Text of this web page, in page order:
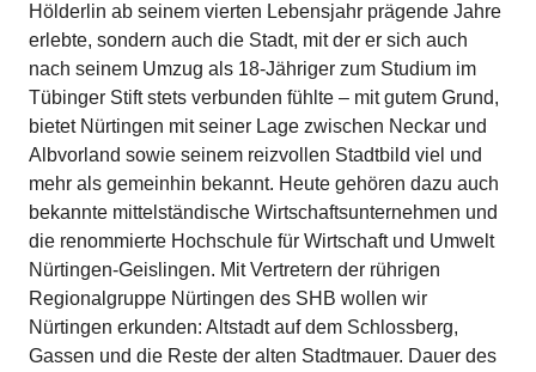
Hölderlin ab seinem vierten Lebensjahr prägende Jahre
erlebte, sondern auch die Stadt, mit der er sich auch
nach seinem Umzug als 18-Jähriger zum Studium im
Tübinger Stift stets verbunden fühlte – mit gutem Grund,
bietet Nürtingen mit seiner Lage zwischen Neckar und
Albvorland sowie seinem reizvollen Stadtbild viel und
mehr als gemeinhin bekannt. Heute gehören dazu auch
bekannte mittelständische Wirtschaftsunternehmen und
die renommierte Hochschule für Wirtschaft und Umwelt
Nürtingen-Geislingen. Mit Vertretern der rührigen
Regionalgruppe Nürtingen des SHB wollen wir
Nürtingen erkunden: Altstadt auf dem Schlossberg,
Gassen und die Reste der alten Stadtmauer. Dauer des